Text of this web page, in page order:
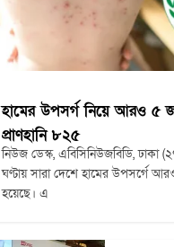
হামের উপসর্গ নিয়ে আরও ৫
প্রাণহানি ৮২৫
নিউজ ডেস্ক, এবিসিনিউজবিডি, ঢাকা
ঘণ্টায় সারা দেশে হামের উপসর্গে
হয়েছে। এ